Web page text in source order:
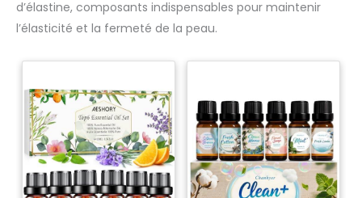
d’élastine, composants indispensables pour maintenir
l’élasticité et la fermeté de la peau.